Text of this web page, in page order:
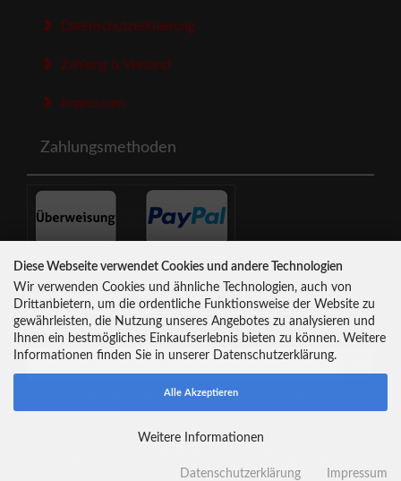
Datenschutzerklaerung
Zahlung & Versand
Impressum
Zahlungsmethoden
Newsletter-Anmeldung
E-Mail-Adresse:
Der Newsletter kann jederzeit hier oder in Ihrem Kundenkonto
abbestellt werden.
ified eCommerce Shopsoftware © 2009-2026
Diese Webseite verwendet Cookies und andere Technologien
Wir verwenden Cookies und ähnliche Technologien, auch von
Drittanbietern, um die ordentliche Funktionsweise der Website zu
gewährleisten, die Nutzung unseres Angebotes zu analysieren und
Ihnen ein bestmögliches Einkaufserlebnis bieten zu können. Weitere
Informationen finden Sie in unserer Datenschutzerklärung.
Alle Akzeptieren
Weitere Informationen
Datenschutzerklärung Impressum